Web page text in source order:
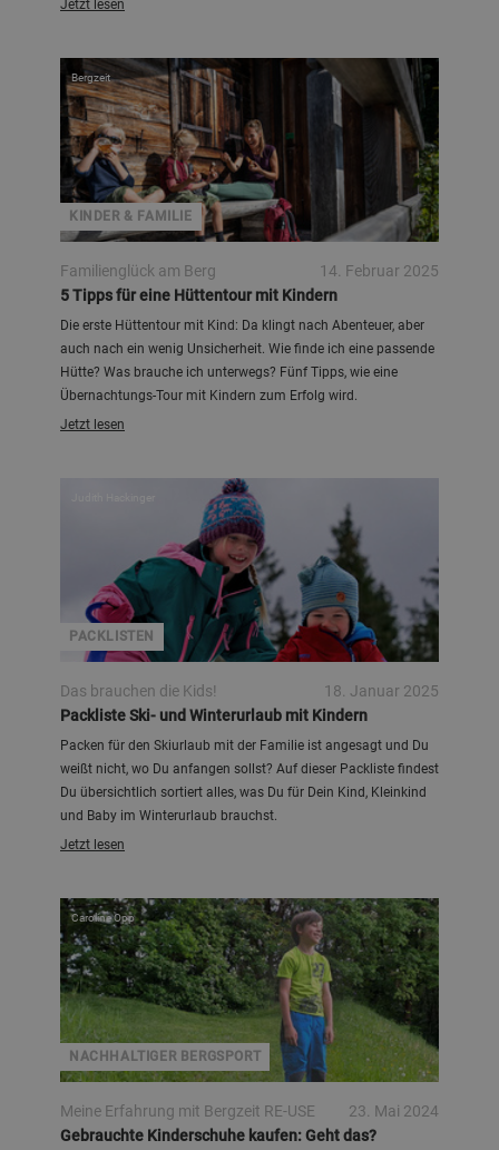
Jetzt lesen
KINDER & FAMILIE
Bergzeit
Familienglück am Berg
14. Februar 2025
5 Tipps für eine Hüttentour mit Kindern
Die erste Hüttentour mit Kind: Da klingt nach Abenteuer, aber
auch nach ein wenig Unsicherheit. Wie finde ich eine passende
Hütte? Was brauche ich unterwegs? Fünf Tipps, wie eine
Übernachtungs-Tour mit Kindern zum Erfolg wird.
Jetzt lesen
PACKLISTEN
Das brauchen die Kids!
18. Januar 2025
Packliste Ski- und Winterurlaub mit Kindern
Packen für den Skiurlaub mit der Familie ist angesagt und Du
weißt nicht, wo Du anfangen sollst? Auf dieser Packliste findest
Du übersichtlich sortiert alles, was Du für Dein Kind, Kleinkind
und Baby im Winterurlaub brauchst.
Jetzt lesen
NACHHALTIGER BERGSPORT
Caroline Opp
Meine Erfahrung mit Bergzeit RE-USE
23. Mai 2024
Gebrauchte Kinderschuhe kaufen: Geht das?